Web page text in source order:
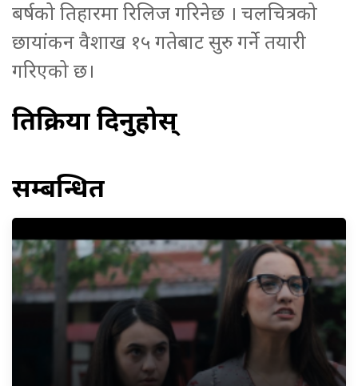
बर्षको तिहारमा रिलिज गरिनेछ । चलचित्रको
छायांकन वैशाख १५ गतेबाट सुरु गर्ने तयारी
गरिएको छ।
प्रतिक्रिया दिनुहोस्
सम्बन्धित